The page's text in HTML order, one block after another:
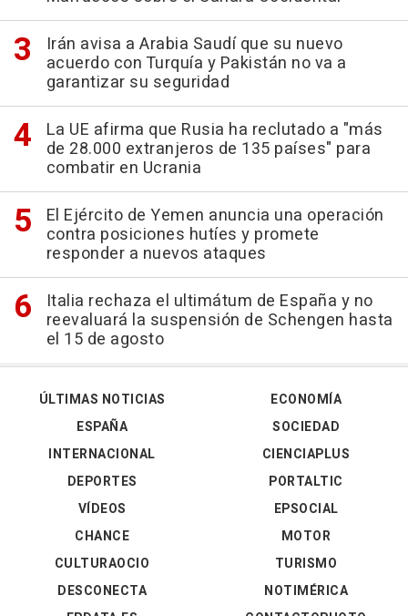
Irán avisa a Arabia Saudí que su nuevo
acuerdo con Turquía y Pakistán no va a
garantizar su seguridad
La UE afirma que Rusia ha reclutado a "más
de 28.000 extranjeros de 135 países" para
combatir en Ucrania
El Ejército de Yemen anuncia una operación
contra posiciones hutíes y promete
responder a nuevos ataques
Italia rechaza el ultimátum de España y no
reevaluará la suspensión de Schengen hasta
el 15 de agosto
ÚLTIMAS NOTICIAS
ESPAÑA
INTERNACIONAL
DEPORTES
VÍDEOS
ECONOMÍA
SOCIEDAD
CIENCIAPLUS
PORTALTIC
EPSOCIAL
CHANCE
CULTURAOCIO
DESCONECTA
MOTOR
TURISMO
NOTIMÉRICA